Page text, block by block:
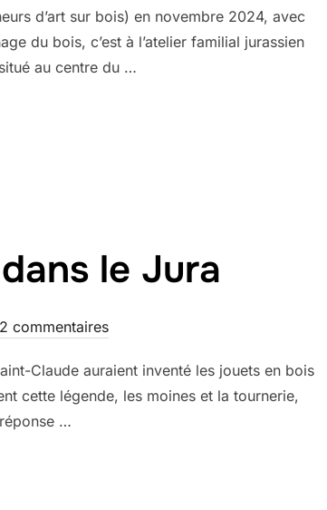
d’art sur bois) en novembre 2024, avec
du bois, c’est à l’atelier familial jurassien
au centre du …
le Jura
2 commentaires
Claude auraient inventé les jouets en bois
cette légende, les moines et la tournerie,
…